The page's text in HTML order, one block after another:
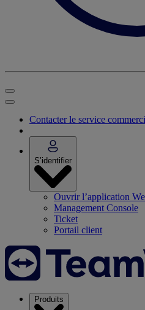
Contacter le service
S’identifier
Ouvrir l’application
Management Console
Ticket
Portail client
Produits